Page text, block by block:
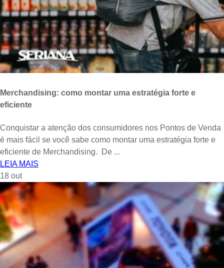
Merchandising: como montar uma estratégia forte e
eficiente
Conquistar a atenção dos consumidores nos Pontos de Venda
é mais fácil se você sabe como montar uma estratégia forte e
eficiente de Merchandising. De ...
LEIA MAIS
18 out